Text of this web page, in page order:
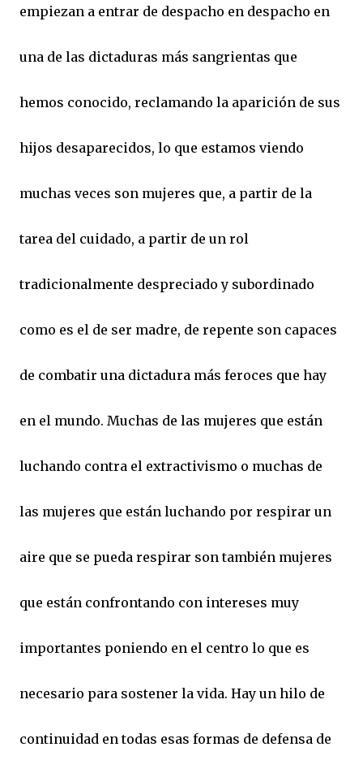
empiezan a entrar de despacho en despacho en
una de las dictaduras más sangrientas que
hemos conocido, reclamando la aparición de sus
hijos desaparecidos, lo que estamos viendo
muchas veces son mujeres que, a partir de la
tarea del cuidado, a partir de un rol
tradicionalmente despreciado y subordinado
como es el de ser madre, de repente son capaces
de combatir una dictadura más feroces que hay
en el mundo. Muchas de las mujeres que están
luchando contra el extractivismo o muchas de
las mujeres que están luchando por respirar un
aire que se pueda respirar son también mujeres
que están confrontando con intereses muy
importantes poniendo en el centro lo que es
necesario para sostener la vida. Hay un hilo de
continuidad en todas esas formas de defensa de